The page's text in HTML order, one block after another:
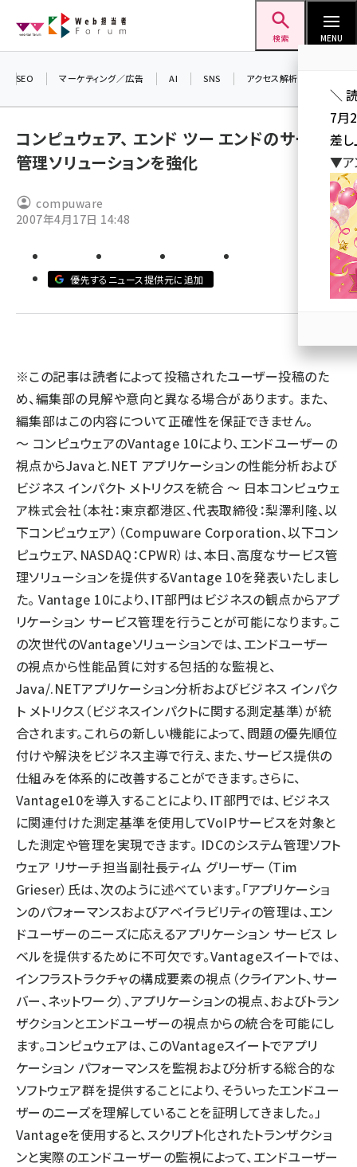
ン
検索 MENU
ai (2804)
note (2312)
llmo (1161)
SEO マーケティング／広告 AI SNS アクセス解析／データ分析
コンピュウェア、 エンド ツー エンドのサービス
管理ソリューションを強化
compuware
2007年4月17日 14:48
優先するニュース提供元に追加
※この記事は読者によって投稿されたユーザー投稿のた
め、編集部の見解や意向と異なる場合があります。 また、
編集部はこの内容について正確性を保証できません。
～ コンピュウェアのVantage 10により、エンドユーザーの
視点からJavaと.NET アプリケーションの性能分析および
ビジネス インパクト メトリクスを統合 ～ 日本コンピュウェ
ア株式会社（本社：東京都港区、代表取締役：梨澤利隆、以
下コンピュウェア）（Compuware Corporation、以下コン
ピュウェア、NASDAQ：CPWR）は、本日、高度なサービス管
理ソリューションを提供するVantage 10を発表いたしまし
た。 Vantage 10により、IT部門はビジネスの観点からアプ
リケーション サービス管理を行うことが可能になります。こ
の次世代のVantageソリューションでは、エンドユーザー
の視点から性能品質に対する包括的な監視と、
Java/.NETアプリケーション分析およびビジネス インパク
ト メトリクス（ビジネスインパクトに関する測定基準）が統
合されます。これらの新しい機能によって、問題の優先順位
付けや解決をビジネス主導で行え、また、サービス提供の
仕組みを体系的に改善することができます。さらに、
Vantage10を導入することにより、IT部門では、ビジネス
に関連付けた測定基準を使用してVoIPサービスを対象と
した測定や管理を実現できます。 IDCのシステム管理ソフト
ウェア リサーチ担当副社長ティム グリーザー（Tim
Grieser）氏は、次のように述べています。「アプリケーショ
ンのパフォーマンスおよびアベイラビリティの管理は、エン
ドユーザーのニーズに応えるアプリケーション サービス レ
ベルを提供するために不可欠です。Vantageスイートでは、
インフラストラクチャの構成要素の視点（クライアント、サー
バー、ネットワーク）、アプリケーションの視点、およびトラン
ザクションとエンドユーザーの視点からの統合を可能にし
ます。コンピュウェアは、このVantageスイートでアプリ
ケーション パフォーマンスを監視および分析する総合的な
ソフトウェア群を提供することにより、そういったエンドユー
ザーのニーズを理解していることを証明してきました。」
Vantageを使用すると、スクリプト化されたトランザクショ
ンと実際のエンドユーザーの監視によって、エンドユーザー
＼
7月
差し
▼ア